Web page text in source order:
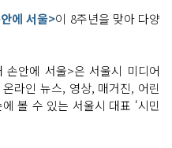
에 서울>이 8주년을 맞아 다양
안에 서울>은 서울시 미디어
라인 뉴스, 영상, 매거진, 어린
볼 수 있는 서울시 대표 ‘시민